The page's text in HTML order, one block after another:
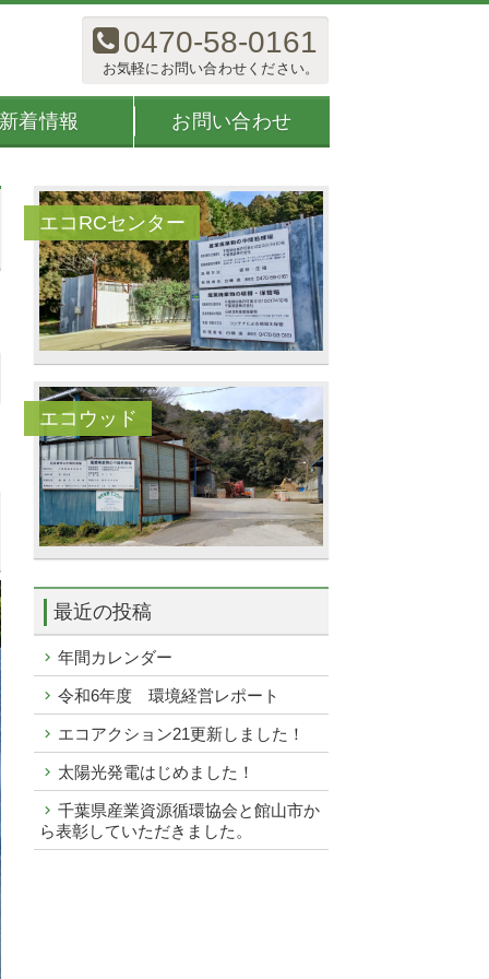
0470-58-0161
お気軽にお問い合わせください。
新着情報 お問い合わせ
エコRCセンター
エコウッド
最近の投稿
年間カレンダー
令和6年度 環境経営レポート
エコアクション21更新しました！
太陽光発電はじめました！
千葉県産業資源循環協会と館山市か
ら表彰していただきました。